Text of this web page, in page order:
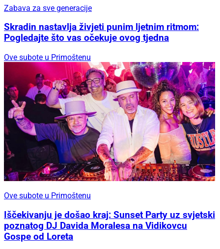
Zabava za sve generacije
Skradin nastavlja živjeti punim ljetnim ritmom:
Pogledajte što vas očekuje ovog tjedna
Ove subote u Primoštenu
Ove subote u Primoštenu
Iščekivanju je došao kraj: Sunset Party uz svjetski
poznatog DJ Davida Moralesa na Vidikovcu
Gospe od Loreta